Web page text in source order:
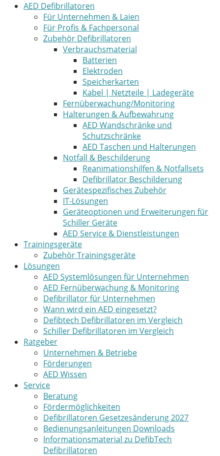
AED Defibrillatoren
Für Unternehmen & Laien
Für Profis & Fachpersonal
Zubehör Defibrillatoren
Verbrauchsmaterial
Batterien
Elektroden
Speicherkarten
Kabel | Netzteile | Ladegeräte
Fernüberwachung/Monitoring
Halterungen & Aufbewahrung
AED Wandschränke und
Schutzschränke
AED Taschen und Halterungen
Notfall & Beschilderung
Reanimationshilfen & Notfallsets
Defibrillator Beschilderung
Gerätespezifisches Zubehör
IT-Lösungen
Geräteoptionen und Erweiterungen für
Schiller Geräte
AED Service & Dienstleistungen
Trainingsgeräte
Zubehör Trainingsgeräte
Lösungen
AED Systemlösungen für Unternehmen
AED Fernüberwachung & Monitoring
Defibrillator für Unternehmen
Wann wird ein AED eingesetzt?
Defibtech Defibrillatoren im Vergleich
Schiller Defibrillatoren im Vergleich
Ratgeber
Unternehmen & Betriebe
Förderungen
AED Wissen
Service
Beratung
Fördermöglichkeiten
Defibrillatoren Gesetzesänderung 2027
Bedienungsanleitungen Downloads
Informationsmaterial zu DefibTech
Defibrillatoren